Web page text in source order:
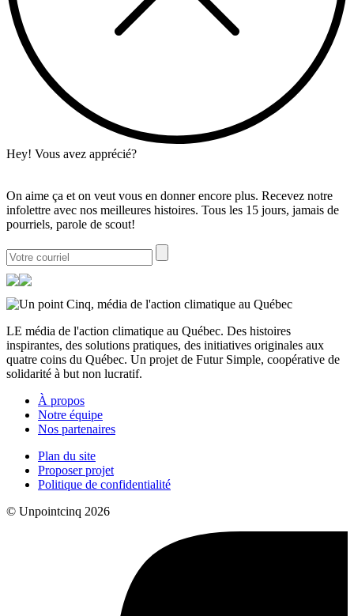
Hey! Vous avez apprécié?
On aime ça et on veut vous en donner encore plus. Recevez notre
infolettre avec nos meilleures histoires. Tous les 15 jours, jamais de
pourriels, parole de scout!
LE média de l'action climatique au Québec. Des histoires
inspirantes, des solutions pratiques, des initiatives originales aux
quatre coins du Québec. Un projet de Futur Simple, coopérative de
solidarité à but non lucratif.
À propos
Notre équipe
Nos partenaires
Plan du site
Proposer projet
Politique de confidentialité
© Unpointcinq 2026